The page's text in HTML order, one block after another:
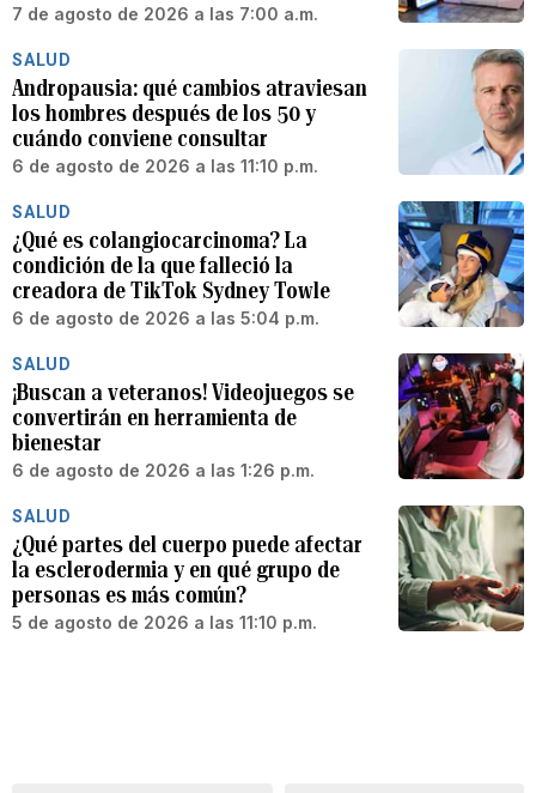
7 de agosto de 2026 a las 7:00 a.m.
SALUD
Andropausia: qué cambios atraviesan
los hombres después de los 50 y
cuándo conviene consultar
6 de agosto de 2026 a las 11:10 p.m.
SALUD
¿Qué es colangiocarcinoma? La
condición de la que falleció la
creadora de TikTok Sydney Towle
6 de agosto de 2026 a las 5:04 p.m.
SALUD
¡Buscan a veteranos! Videojuegos se
convertirán en herramienta de
bienestar
6 de agosto de 2026 a las 1:26 p.m.
SALUD
¿Qué partes del cuerpo puede afectar
la esclerodermia y en qué grupo de
personas es más común?
5 de agosto de 2026 a las 11:10 p.m.